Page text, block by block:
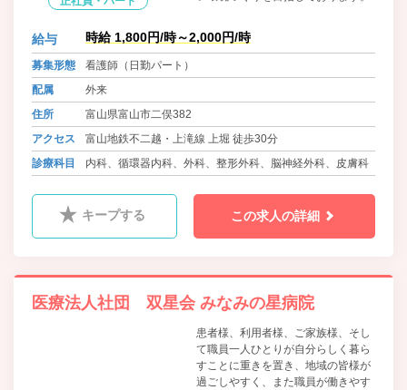
給与 時給 1,800円/時～2,000円/時
募集形態
看護師（日勤パート）
配属
外来
住所
富山県富山市二俣382
アクセス
富山地鉄不二越・上滝線 上堀 徒歩30分
診療科目
内科、循環器内科、外科、整形外科、脳神経外科、皮膚科
キープする この求人の詳細
医療法人社団 双星会 みなみの星病院
患者様、利用者様、ご家族様、そし
て職員一人ひとりが自分らしく暮ら
すことに重きを置き、地域の皆様が
過ごしやすく、また職員が働きやす